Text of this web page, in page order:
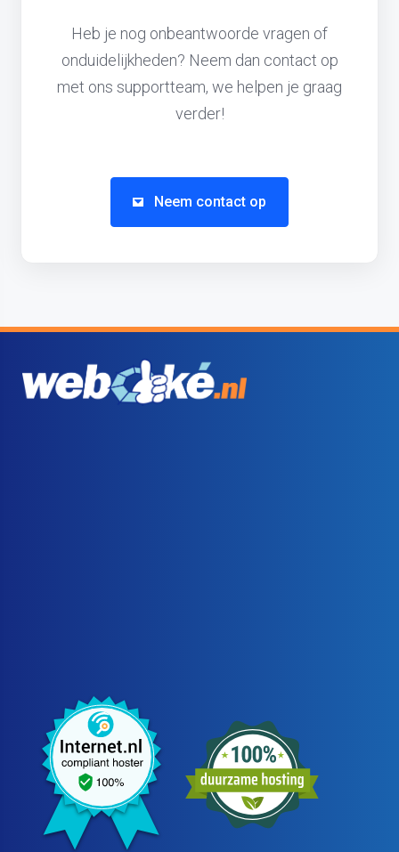
Heb je nog onbeantwoorde vragen of
onduidelijkheden? Neem dan contact op
met ons supportteam, we helpen je graag
verder!
Neem contact op